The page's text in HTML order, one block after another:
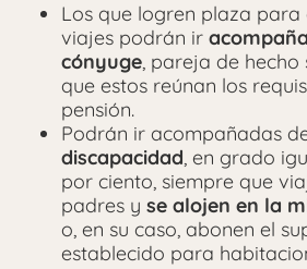
Los que logren plaza para
viajes podrán ir
cónyuge, pareja de hecho
que estos reúnan los
pensión.
Podrán ir acompañadas
discapacidad, en grado
por ciento, siempre que
padres y se alojen en la
o, en su caso, abonen el
establecido para